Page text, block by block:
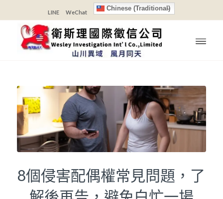
LINE WeChat
Chinese (Traditional)
8個侵害配偶權常見問題，了